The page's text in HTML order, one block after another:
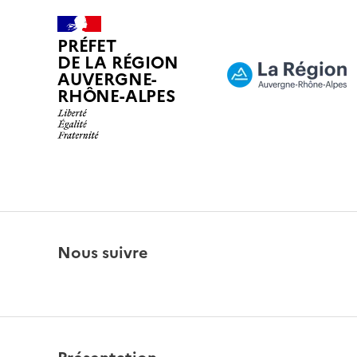
PRÉFET
DE LA RÉGION
AUVERGNE-
RHÔNE-ALPES
Nous suivre